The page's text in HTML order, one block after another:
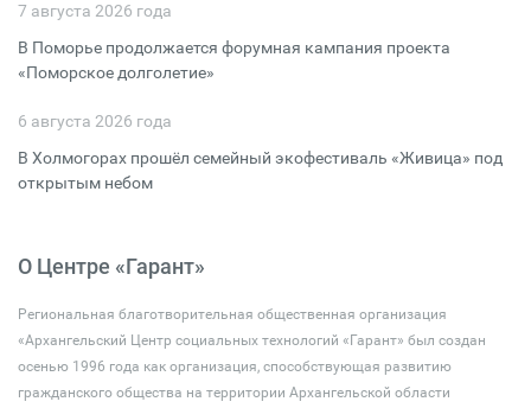
7 августа 2026 года
В Поморье продолжается форумная кампания проекта
«Поморское долголетие»
6 августа 2026 года
В Холмогорах прошёл семейный экофестиваль «Живица» под
открытым небом
О Центре «Гарант»
Региональная благотворительная общественная организация
«Архангельский Центр социальных технологий «Гарант» был создан
осенью 1996 года как организация, способствующая развитию
гражданского общества на территории Архангельской области